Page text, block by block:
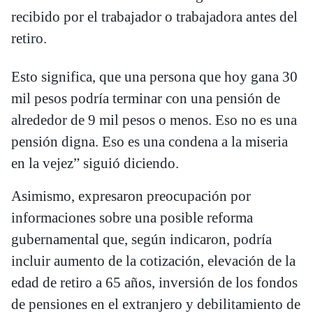
recibido por el trabajador o trabajadora antes del
retiro.
Esto significa, que una persona que hoy gana 30
mil pesos podría terminar con una pensión de
alrededor de 9 mil pesos o menos. Eso no es una
pensión digna. Eso es una condena a la miseria
en la vejez” siguió diciendo.
Asimismo, expresaron preocupación por
informaciones sobre una posible reforma
gubernamental que, según indicaron, podría
incluir aumento de la cotización, elevación de la
edad de retiro a 65 años, inversión de los fondos
de pensiones en el extranjero y debilitamiento de